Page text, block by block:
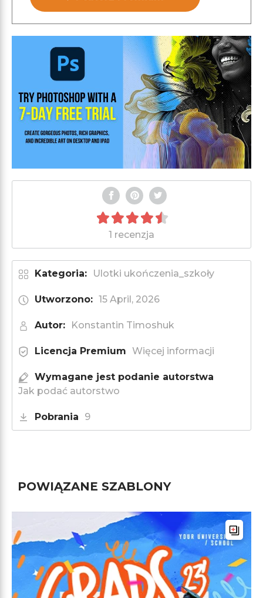
1 recenzja
Kategoria: Ulotki ukończenia_szkoły
Utworzono: 15 April, 2026
Autor: Konstantin Timoshuk
Licencja Premium Więcej informacji
Wymagane jest podanie autorstwa
Jak podać autorstwo
Pobrania 9
POWIĄZANE SZABLONY